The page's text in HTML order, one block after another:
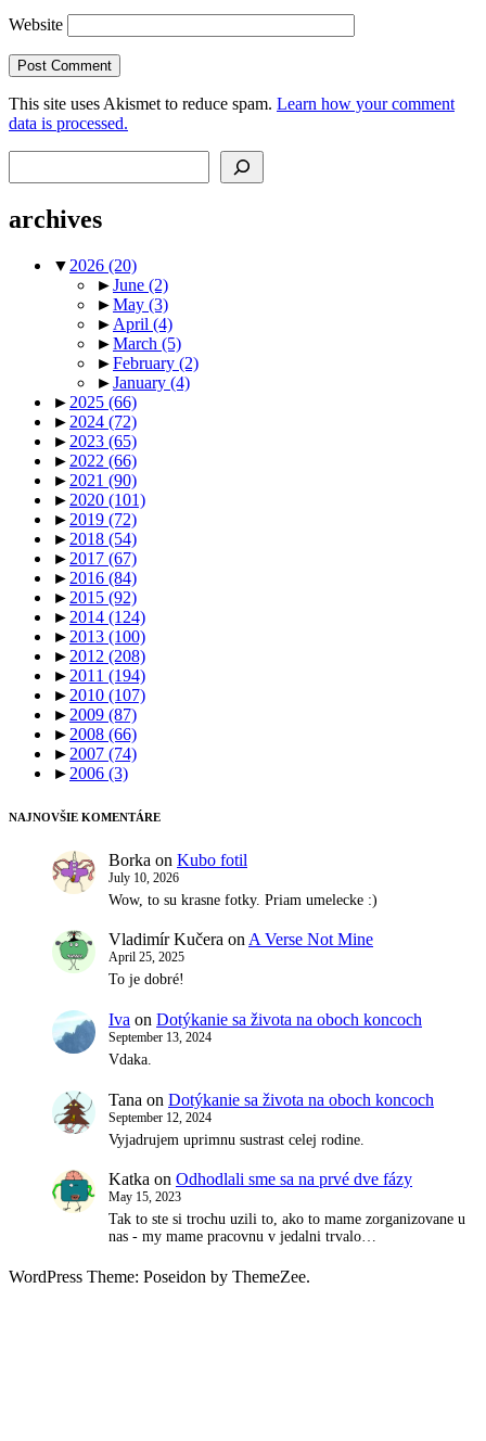
Website
This site uses Akismet to reduce spam. Learn how your comment
data is processed.
archives
▼ 2026 (20)
►June (2)
►May (3)
► April (4)
►March (5)
►February (2)
►January (4)
► 2025 (66)
► 2024 (72)
► 2023 (65)
► 2022 (66)
► 2021 (90)
► 2020 (101)
► 2019 (72)
► 2018 (54)
► 2017 (67)
► 2016 (84)
► 2015 (92)
► 2014 (124)
► 2013 (100)
► 2012 (208)
► 2011 (194)
► 2010 (107)
► 2009 (87)
► 2008 (66)
► 2007 (74)
► 2006 (3)
NAJNOVŠIE KOMENTÁRE
Borka on Kubo fotil
July 10, 2026
Wow, to su krasne fotky. Priam umelecke :)
Vladimír Kučera on A Verse Not Mine
April 25, 2025
To je dobré!
Iva on Dotýkanie sa života na oboch koncoch
September 13, 2024
Vdaka.
Tana on Dotýkanie sa života na oboch koncoch
September 12, 2024
Vyjadrujem uprimnu sustrast celej rodine.
Katka on Odhodlali sme sa na prvé dve fázy
May 15, 2023
Tak to ste si trochu uzili to, ako to mame zorganizovane u
nas - my mame pracovnu v jedalni trvalo…
WordPress Theme: Poseidon by ThemeZee.